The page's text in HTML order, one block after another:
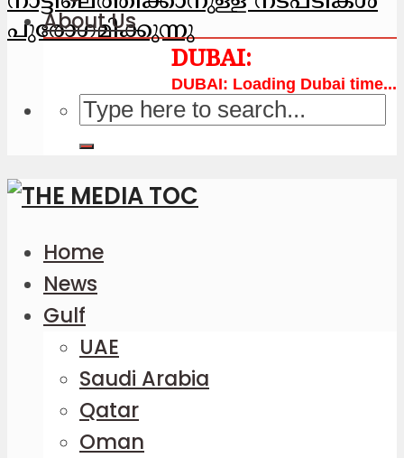
പുരോഗമിക്കുന്നു
Loading Dubai time...
About Us
Home
News
Gulf
UAE
Saudi Arabia
Qatar
Oman